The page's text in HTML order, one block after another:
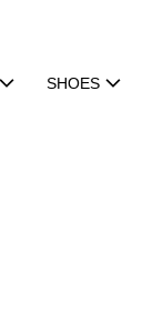
SHOES